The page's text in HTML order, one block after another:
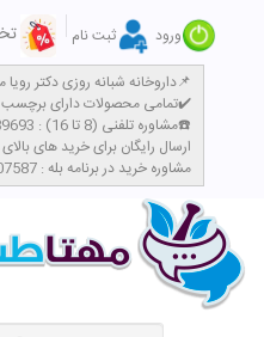
ورود ثبت نام
داروخانه شبانه روزی دکتر رویا میرنظامی📌
تمامی محصولات دارای برچسب اصالت کالا و سیب سلامت میباشند✔️
مشاوره تلفنی (8 تا 16) : 02165389693☎️
​ارسال رایگان برای خرید های بالای 4 میلیون تومان با پست
مشاوره خرید در برنامه بله : 09302007587